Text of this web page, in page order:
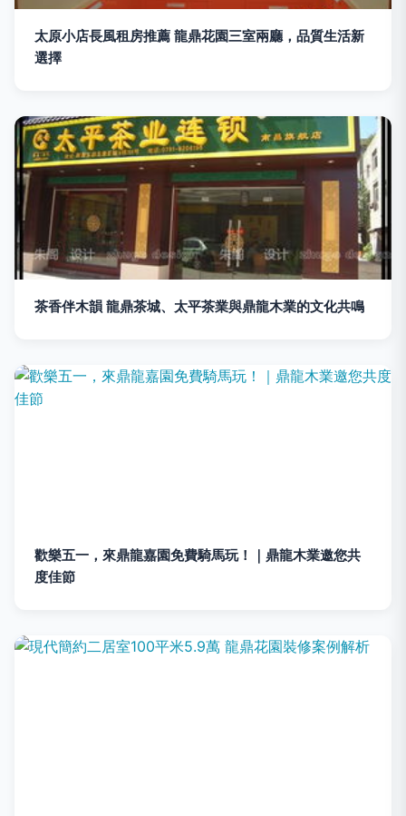
太原小店長風租房推薦 龍鼎花園三室兩廳，品質生活新
選擇
茶香伴木韻 龍鼎茶城、太平茶業與鼎龍木業的文化共鳴
歡樂五一，來鼎龍嘉園免費騎馬玩！｜鼎龍木業邀您共
度佳節